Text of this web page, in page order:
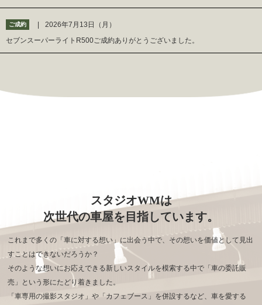
ご成約
2026年7月13日（月）
セブンスーパーライトR500ご成約ありがとうございました。
スタジオWMは
次世代の車屋を目指しています。
これまで多くの「車に対する想い」に出会う中で、その想いを価値として見出
すことはできないだろうか？
そのような想いにお応えできる新しいスタイルを模索する中で「車の委託販
売」という形にたどり着きました。
「車専用の撮影スタジオ」や「カフェブース」を併設するなど、車を愛する